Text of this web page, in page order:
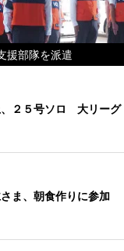
援部隊を派遣
２５号ソロ 大リーグ
ま、朝食作りに参加